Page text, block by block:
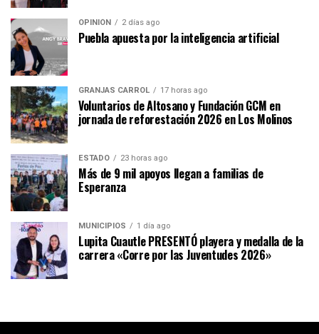
OPINIÓN 2 días ago
Puebla apuesta por la inteligencia artificial
GRANJAS CARROL 17 horas ago
Voluntarios de Altosano y Fundación GCM en
jornada de reforestación 2026 en Los Molinos
ESTADO 23 horas ago
Más de 9 mil apoyos llegan a familias de
Esperanza
MUNICIPIOS 1 día ago
Lupita Cuautle PRESENTÓ playera y medalla de la
carrera «Corre por las Juventudes 2026»